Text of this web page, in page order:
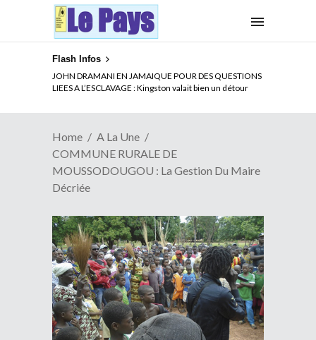
Flash Infos
JOHN DRAMANI EN JAMAIQUE POUR DES QUESTIONS
LIEES A L’ESCLAVAGE : Kingston valait bien un détour
ELECTION DE TALON A LA TETE DU SENAT BENINOIS :
Quand Patrice quitte le pouvoir sans partir !
Home
A La Une
COMMUNE RURALE DE
MOUSSODOUGOU : La Gestion Du Maire
Décriée